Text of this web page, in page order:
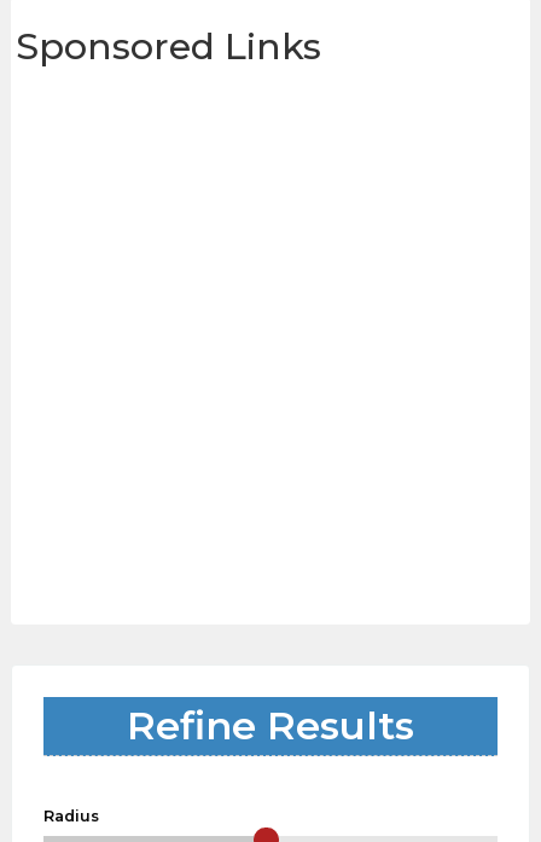
Sponsored Links
Refine Results
Radius